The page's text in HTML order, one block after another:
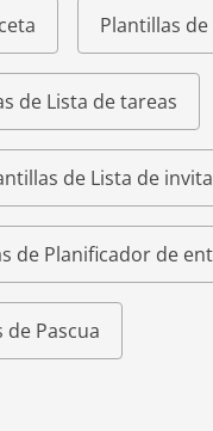
Plantillas de
de Lista de tareas
de Lista de
de Planificador de
de Pascua